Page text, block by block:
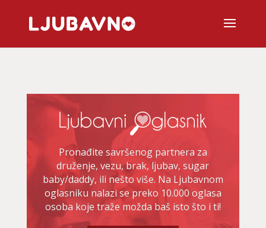
Pronađite savršenog partnera za
druženje, vezu, brak, ljubav, sugar
baby/daddy, ili nešto više. Na Ljubavnom
oglasniku nalazi se preko 10.000 oglasa
osoba koje traže možda baš isto što i ti!